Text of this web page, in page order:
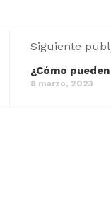
Siguiente
¿Cómo
8 marzo, 2023